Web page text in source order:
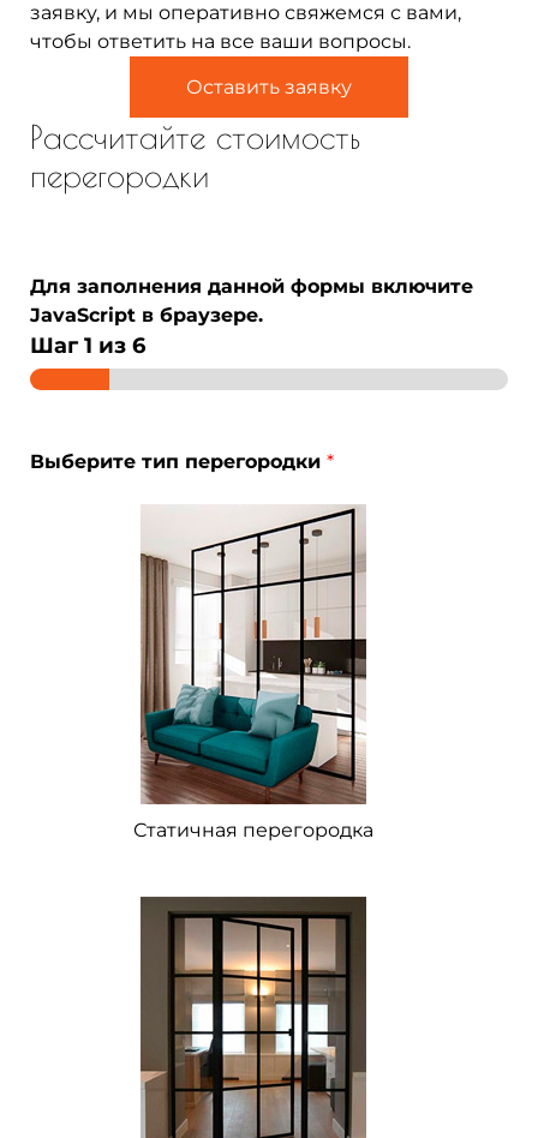
заявку, и мы оперативно свяжемся с вами,
чтобы ответить на все ваши вопросы.
Оставить заявку
Рассчитайте стоимость
перегородки
Для заполнения данной формы включите
JavaScript в браузере.
Шаг1 из 6
Выберите тип перегородки *
Статичная перегородка